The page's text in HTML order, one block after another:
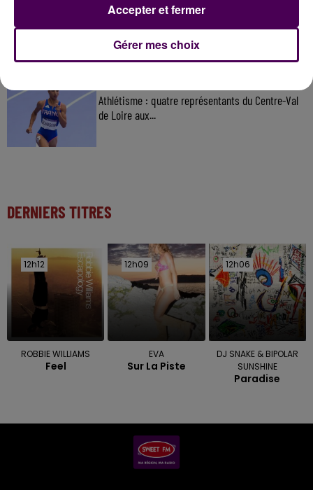
11 juillet 2026
Inscrivez-vous au casting The Voice & The Voice
Kids !
Athlétisme : quatre représentants du Centre-Val
de Loire aux...
DERNIERS TITRES
12h12
12h12
ROBBIE WILLIAMS
Feel
12h09
12h09
EVA
Sur La Piste
12h06
12h06
DJ SNAKE & BIPOLAR
SUNSHINE
Paradise
Gérer mes choix
Accepter et fermer